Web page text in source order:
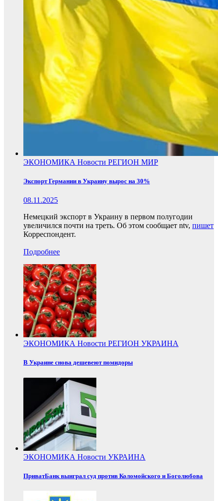
ЭКОНОМИКА Новости РЕГИОН МИР
Экспорт Германии в Украину вырос на 30%
08.11.2025
Немецкий экспорт в Украину в первом полугодии
увеличился почти на треть. Об этом сообщает ntv, пишет
Корреспондент.
Подробнее
ЭКОНОМИКА Новости РЕГИОН УКРАИНА
В Украине снова дешевеют помидоры
ЭКОНОМИКА Новости УКРАИНА
ПриватБанк выиграл суд против Коломойского и Боголюбова